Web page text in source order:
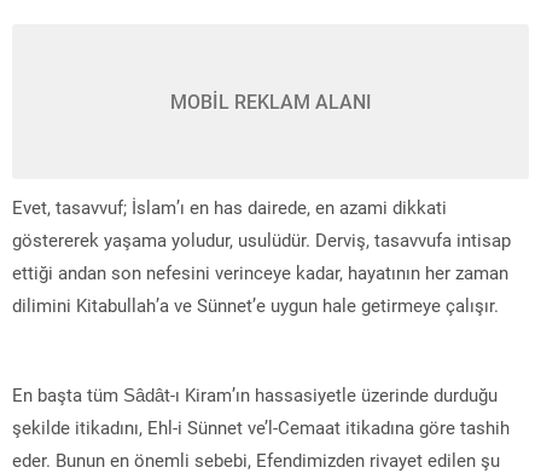
MOBİL REKLAM ALANI
Evet, tasavvuf; İslam’ı en has dairede, en azami dikkati
göstererek yaşama yoludur, usulüdür. Derviş, tasavvufa intisap
ettiği andan son nefesini verinceye kadar, hayatının her zaman
dilimini Kitabullah’a ve Sünnet’e uygun hale getirmeye çalışır.
En başta tüm Sâdât-ı Kiram’ın hassasiyetle üzerinde durduğu
şekilde itikadını, Ehl-i Sünnet ve’l-Cemaat itikadına göre tashih
eder. Bunun en önemli sebebi, Efendimizden rivayet edilen şu